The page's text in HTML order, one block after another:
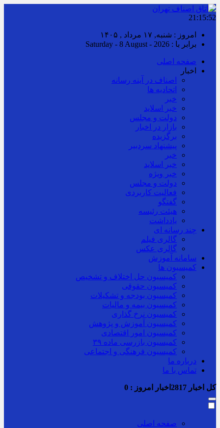
21:15:52
امروز : شنبه, ۱۷ مرداد , ۱۴۰۵
برابر با : Saturday - 8 August - 2026
صفحه اصلی
اخبار
اصناف در آینه رسانه
اتحادیه ها
خبر
خبر اسلايد
دولت و مجلس
بازار در اخبار
برگزیده
پیشنهاد سردبیر
خبر
خبر اسلايد
خبر ویژه
دولت و مجلس
فعالیت کاربردی
گفتگو
هیئت رئیسه
یادداشت
چند رسانه ای
گالری فیلم
گالری عکس
سامانه آموزش
کمیسیون ها
کمیسیون حل اختلاف و تشخیص
کمیسیون حقوقی
کمیسیون بودجه و تشکیلات
کمیسیون بیمه و مالیات
کمیسیون نرخ گذاری
کمیسیون آموزش و پژوهش
کمیسیون امور اقتصادی
کمیسیون بازرسی ماده ۳۹
کمیسیون فرهنگی و اجتماعی
درباره ما
تماس با ما
کل اخبار اخبار امروز : 0
صفحه اصلی